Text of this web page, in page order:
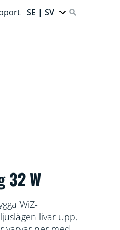
SE | SV
32 W
WiZ-
livar upp,